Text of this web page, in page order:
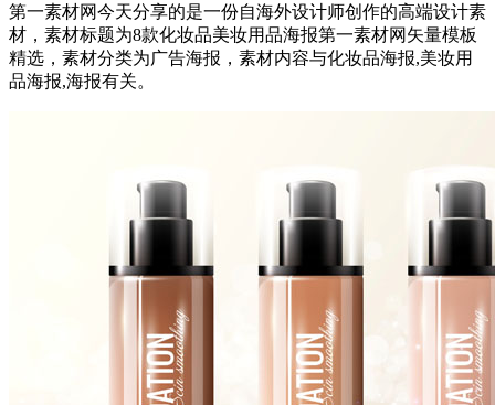
第一素材网今天分享的是一份自海外设计师创作的高端设计素
材，素材标题为8款化妆品美妆用品海报第一素材网矢量模板
精选，素材分类为广告海报，素材内容与化妆品海报,美妆用
品海报,海报有关。